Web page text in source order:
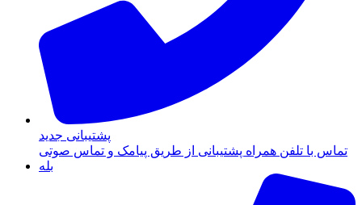
پشتیبانی جدید
تماس با تلفن همراه پشتیبانی از طریق پیامک و تماس صوتی
بله